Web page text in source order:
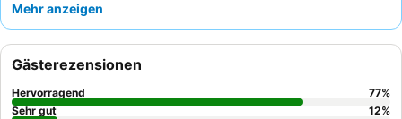
Gäste loben immer wieder das außergewöhnliche Personal und
Für ein wirklich authentisches Erlebnis empfiehlt sich ein Zimmer
in einer höheren Etage, um den Straßenlärm zu minimieren und
die Atmosphäre der Altstadt zu genießen.
Mehr anzeigen
Gästerezensionen
Hervorragend 77%
Sehr gut
12%